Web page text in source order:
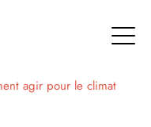
agir pour le climat